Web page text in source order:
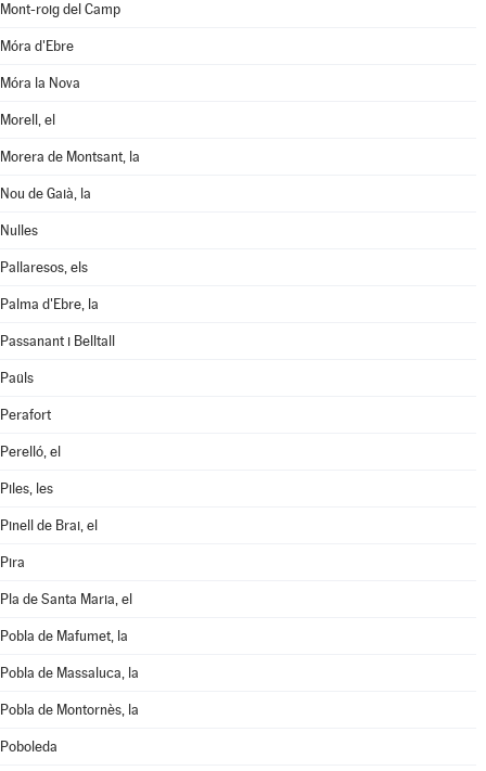
Mont-roig del Camp
Móra d'Ebre
Móra la Nova
Morell, el
Morera de Montsant, la
Nou de Gaià, la
Nulles
Pallaresos, els
Palma d'Ebre, la
Passanant i Belltall
Paüls
Perafort
Perelló, el
Piles, les
Pinell de Brai, el
Pira
Pla de Santa Maria, el
Pobla de Mafumet, la
Pobla de Massaluca, la
Pobla de Montornès, la
Poboleda